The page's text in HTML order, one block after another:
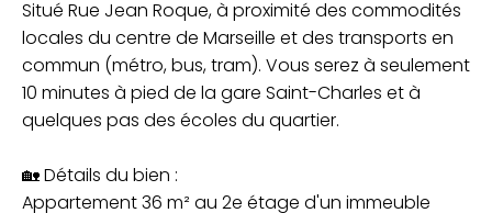
Situé Rue Jean Roque, à proximité des commodités
locales du centre de Marseille et des transports en
commun (métro, bus, tram). Vous serez à seulement
10 minutes à pied de la gare Saint-Charles et à
quelques pas des écoles du quartier.
🏡 Détails du bien :
Appartement 36 m² au 2e étage d'un immeuble